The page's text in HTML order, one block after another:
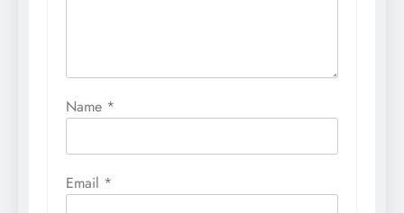
Name *
Email *